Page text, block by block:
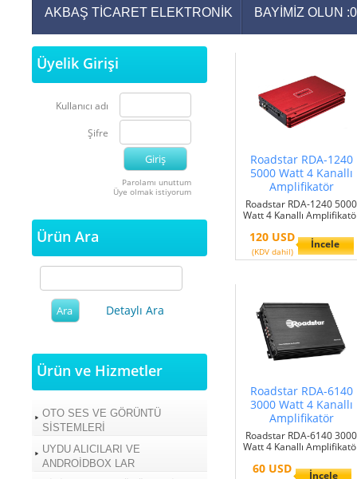
AKBAŞ TİCARET ELEKTRONİK BAYİMİZ OLUN
Üyelik Girişi
Kullanıcı adı
Şifre
Parolamı unuttum
Üye olmak istiyorum
Ürün Ara
Detaylı Ara
Ürün ve Hizmetler
OTO SES VE GÖRÜNTÜ
SİSTEMLERİ
UYDU ALICILARI VE
ANDROİDBOX LAR
Roadstar RDA-1240
5000 Watt 4 Kanallı
Amplifikatör
Roadstar RDA-1240 5000
Watt 4 Kanallı
120 USD
(KDV dahil)
İncele
Roadstar RDA-6140
3000 Watt 4 Kanallı
Amplifikatör
Roadstar RDA-6140 3000
Watt 4 Kanallı
60 USD İncele